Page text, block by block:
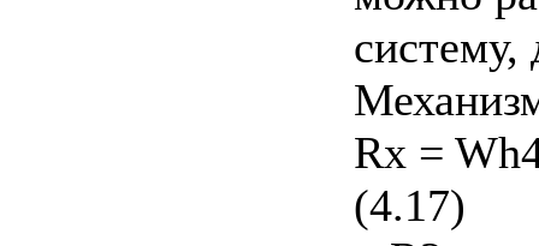
систему,
Rx =
(4.17)